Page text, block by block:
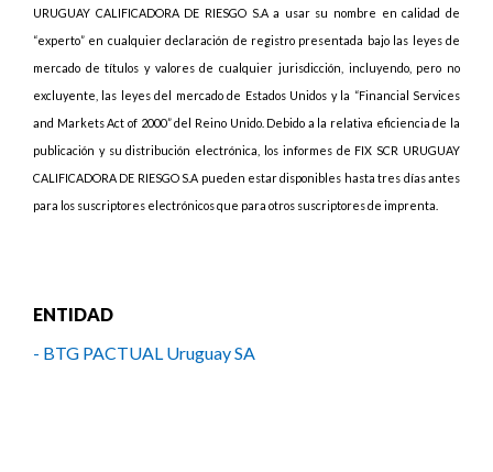
URUGUAY CALIFICADORA DE RIESGO S.A a usar su nombre en calidad de
“experto” en cualquier declaración de registro presentada bajo las leyes de
mercado de títulos y valores de cualquier jurisdicción, incluyendo, pero no
excluyente, las leyes del mercado de Estados Unidos y la “Financial Services
and Markets Act of 2000” del Reino Unido. Debido a la relativa eficiencia de la
publicación y su distribución electrónica, los informes de FIX SCR URUGUAY
CALIFICADORA DE RIESGO S.A pueden estar disponibles hasta tres días antes
para los suscriptores electrónicos que para otros suscriptores de imprenta.
ENTIDAD
- BTG PACTUAL Uruguay SA